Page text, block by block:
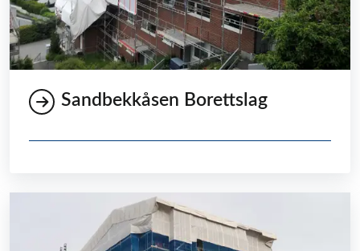
Sandbekkåsen Borettslag